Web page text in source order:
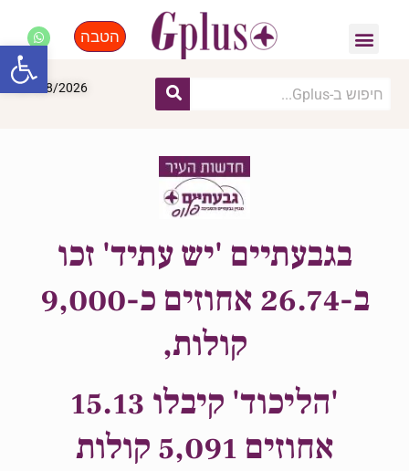
הטבה
07/08/2026
בגבעתיים 'יש עתיד' זכו
ב-26.74 אחוזים כ-9,000
קולות,
'הליכוד' קיבלו 15.13
אחוזים 5,091 קולות
פתח